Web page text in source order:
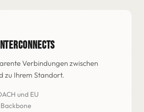
Verbindungen zwischen
zu Ihrem Standort.
und EU